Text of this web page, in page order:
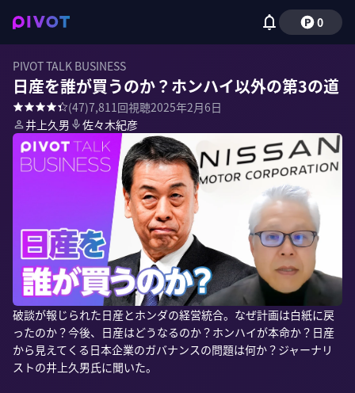
0
PIVOT TALK BUSINESS
日産を誰が買うのか？ホンハイ以外の第3の道
(47)7,811回視聴2025年2月6日
井上久男
佐々木紀彦
破談が報じられた日産とホンダの経営統合。なぜ計画は白紙に戻
ったのか？今後、日産はどうなるのか？ホンハイが本命か？日産
から見えてくる日本企業のガバナンスの問題は何か？ジャーナリ
ストの井上久男氏に聞いた。